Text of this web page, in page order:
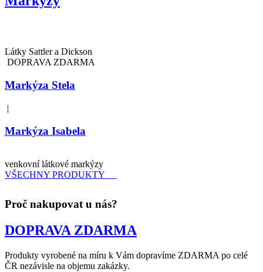
Látky Sattler a Dickson
DOPRAVA ZDARMA
Markýza Stela
|
Markýza Isabela
venkovní látkové markýzy
VŠECHNY PRODUKTY
Proč nakupovat u nás?
DOPRAVA ZDARMA
Produkty vyrobené na míru k Vám dopravíme ZDARMA po celé
ČR nezávisle na objemu zakázky.